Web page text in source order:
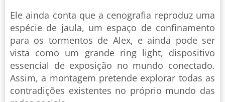
Ele ainda conta que a cenografia reproduz uma
espécie de jaula, um espaço de confinamento
para os tormentos de Alex, e ainda pode ser
vista como um grande ring light, dispositivo
essencial de exposição no mundo conectado.
Assim, a montagem pretende explorar todas as
contradições existentes no próprio mundo das